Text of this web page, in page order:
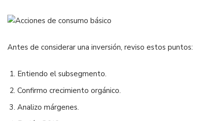
Antes de considerar una inversión, reviso estos puntos:
Entiendo el subsegmento.
Confirmo crecimiento orgánico.
Analizo márgenes.